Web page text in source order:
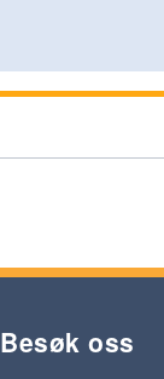
Besøk oss